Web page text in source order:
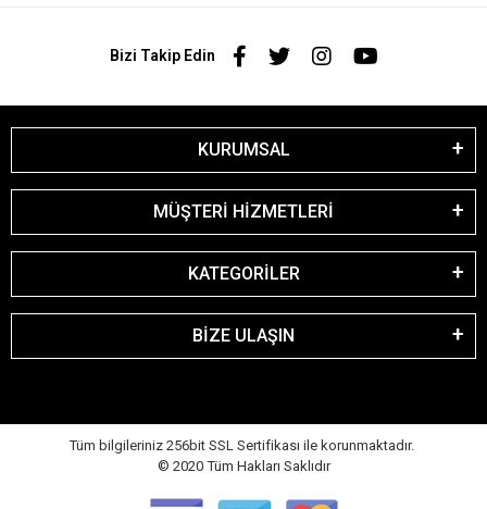
Bizi Takip Edin
KURUMSAL
MÜŞTERİ HİZMETLERİ
KATEGORİLER
BİZE ULAŞIN
Tüm bilgileriniz 256bit SSL Sertifikası ile korunmaktadır.
© 2020 Tüm Hakları Saklıdır